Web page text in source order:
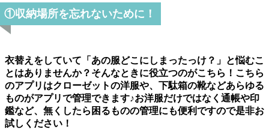
①収納場所を忘れないために！
衣替えをしていて「あの服どこにしまったっけ？」と悩むこ
とはありませんか？そんなときに役立つのがこちら！こちら
のアプリはクローゼットの洋服や、下駄箱の靴などあらゆる
ものがアプリで管理できます♪お洋服だけではなく通帳や印
鑑など、無くしたら困るものの管理にも便利ですので是非お
試しください！